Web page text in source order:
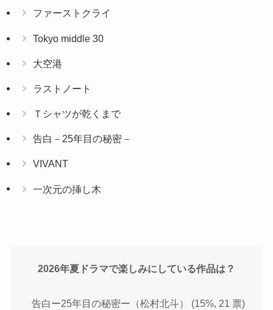
ファーストクライ
Tokyo middle 30
大空港
ラストノート
Ｔシャツが乾くまで
告白－25年目の秘密－
VIVANT
一次元の挿し木
2026年夏ドラマで楽しみにしている作品は？
告白ー25年目の秘密ー（松村北斗） (15%, 21 票)